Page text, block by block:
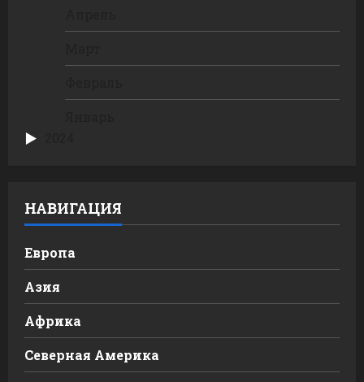
НАВИГАЦИЯ
Европа
Азия
Африка
Северная Америка